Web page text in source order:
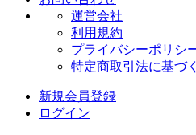
運営会社
利用規約
プライバシーポリシ
特定商取引法に基づ
新規会員登録
ログイン